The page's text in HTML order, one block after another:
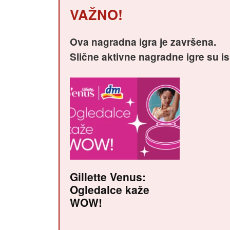
VAŽNO!
Ova nagradna igra je završena.
Slične aktivne nagradne igre su
Gillette Venus:
Ogledalce kaže
WOW!